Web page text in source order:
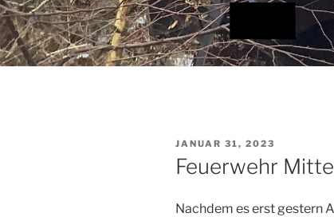
VERÖFFENTLICHT
AM
JANUAR 31, 2023
Feuerwehr
Nachdem es erst gestern